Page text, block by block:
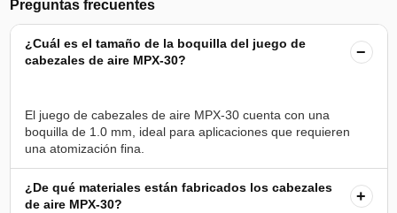
Preguntas frecuentes
¿Cuál es el tamaño de la boquilla del juego de
cabezales de aire MPX-30?
−
El juego de cabezales de aire MPX-30 cuenta con una
boquilla de 1.0 mm, ideal para aplicaciones que requieren
¿De qué materiales están fabricados los cabezales
de aire MPX-30?
+